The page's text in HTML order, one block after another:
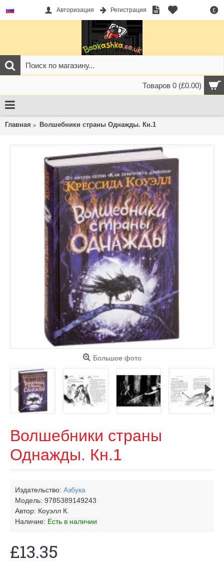
£
Авторизация Регистрация
Товаров 0 (£0.00)
Главная Волшебники страны Однажды. Кн.1
Большое фото
Волшебники страны
Однажды. Кн.1
Издательство: Азбука
Модель: 9785389149243
Автор: Коуэлл К.
Наличие: Есть в наличии
£13.35